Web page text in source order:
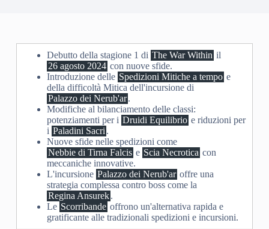
Debutto della stagione 1 di The War Within il
26 agosto 2024 con nuove sfide.
Introduzione delle Spedizioni Mitiche a tempo e
della difficoltà Mitica dell'incursione di
Palazzo dei Nerub'ar.
Modifiche al bilanciamento delle classi:
potenziamenti per i Druidi Equilibrio e riduzioni per
i Paladini Sacri .
Nuove sfide nelle spedizioni come
Nebbie di Tirna Falcis e Scia Necrotica con
meccaniche innovative.
L'incursione Palazzo dei Nerub'ar offre una
strategia complessa contro boss come la
Regina Ansurek.
Le Scorribande offrono un'alternativa rapida e
gratificante alle tradizionali spedizioni e incursioni.